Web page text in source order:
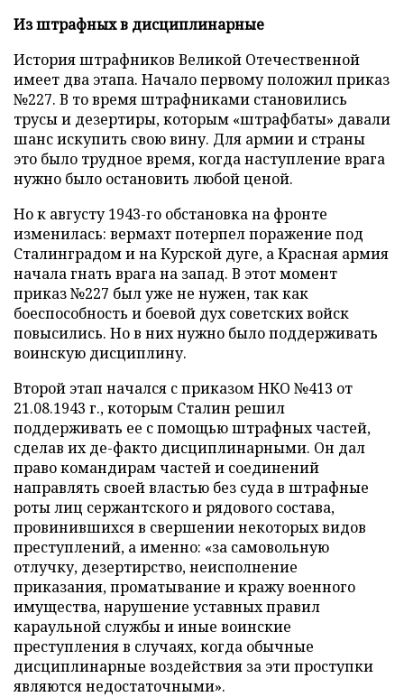
Из штрафных в дисциплинарные
История штрафников Великой Отечественной
имеет два этапа. Начало первому положил приказ
№227. В то время штрафниками становились
трусы и дезертиры, которым «штрафбаты» давали
шанс искупить свою вину. Для армии и страны
это было трудное время, когда наступление врага
нужно было остановить любой ценой.
Но к августу 1943-го обстановка на фронте
изменилась: вермахт потерпел поражение под
Сталинградом и на Курской дуге, а Красная армия
начала гнать врага на запад. В этот момент
приказ №227 был уже не нужен, так как
боеспособность и боевой дух советских войск
повысились. Но в них нужно было поддерживать
воинскую дисциплину.
Второй этап начался с приказом НКО №413 от
21.08.1943 г., которым Сталин решил
поддерживать ее с помощью штрафных частей,
сделав их де-факто дисциплинарными. Он дал
право командирам частей и соединений
направлять своей властью без суда в штрафные
роты лиц сержантского и рядового состава,
провинившихся в свершении некоторых видов
преступлений, а именно: «за самовольную
отлучку, дезертирство, неисполнение
приказания, проматывание и кражу военного
имущества, нарушение уставных правил
караульной службы и иные воинские
преступления в случаях, когда обычные
дисциплинарные воздействия за эти проступки
являются недостаточными».